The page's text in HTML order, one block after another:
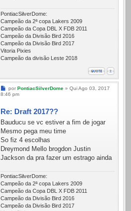
PontiacSilverDome:
Campeão da 2ª copa Lakers 2009
Campeão da Copa DBL X FDB 2011
Campeão da Divisão Bird 2016
Campeão da Divisão Bird 2017
Vitoria Pixies
Campeão da divisão Leste 2018
Mensagem
por PontiacSilverDome» Qui Ago 03, 2017
8:46 pm
Re: Draft 2017??
Bauducu se vc estiver a fim de jogar
Mesmo pega meu time
So fiz 4 escolhas
Dreymond Mello brogdon Justin
Jackson da pra fazer um estrago ainda
PontiacSilverDome:
Campeão da 2ª copa Lakers 2009
Campeão da Copa DBL X FDB 2011
Campeão da Divisão Bird 2016
Campeão da Divisão Bird 2017